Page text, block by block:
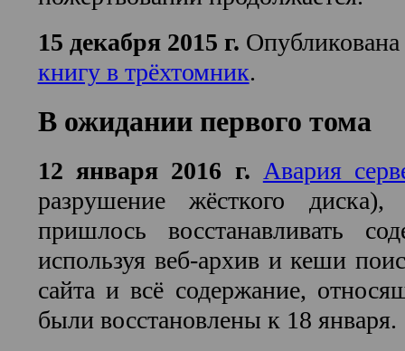
15 декабря 2015 г.
книгу в трёхтомник.
В ожидании первого тома
12 января 2016 г. Авария
разрушение жёсткого диска),
пришлось восстанавливать
используя веб-архив и кеши
сайта и всё содержание,
были восстановлены к 18 января.